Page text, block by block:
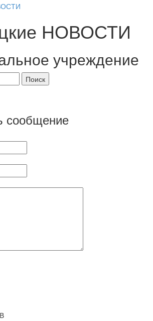
НОВОСТИ
учреждение
сообщение